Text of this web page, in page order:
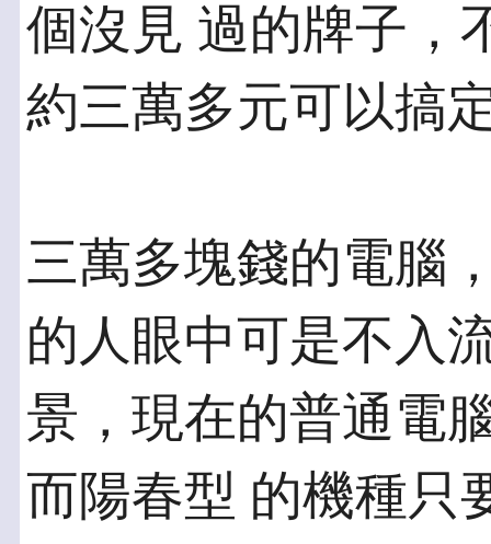
個沒見 過的牌子，
約三萬多元可以搞
三萬多塊錢的電腦
的人眼中可是不入
景，現在的普通電
而陽春型 的機種只